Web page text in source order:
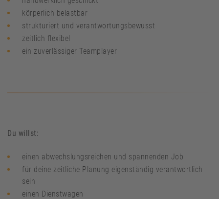
körperlich belastbar
strukturiert und verantwortungsbewusst
zeitlich flexibel
ein zuverlässiger Teamplayer
Du willst:
einen abwechslungsreichen und spannenden Job
für deine zeitliche Planung eigenständig verantwortlich
sein
einen Dienstwagen